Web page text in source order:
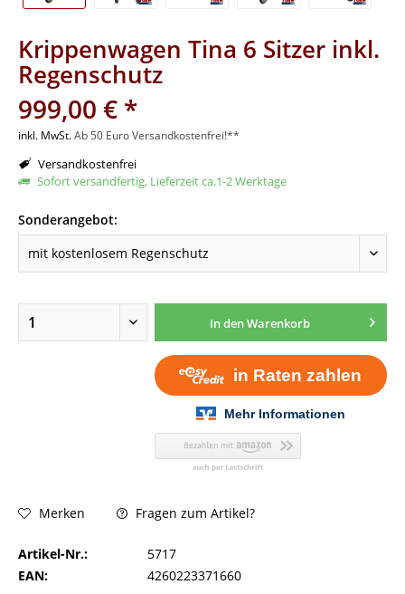
Krippenwagen Tina 6 Sitzer inkl.
Regenschutz
999,00 € *
inkl. MwSt.Ab 50 Euro Versandkostenfrei!**
Versandkostenfrei
Sofort versandfertig, Lieferzeit ca.1-2 Werktage
Sonderangebot:
In denWarenkorb
Merken Fragen zum Artikel?
Artikel-Nr.:
5717
EAN:
4260223371660